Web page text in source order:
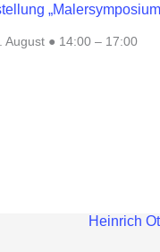
August ● 14:00 – 17:00
Heinrich